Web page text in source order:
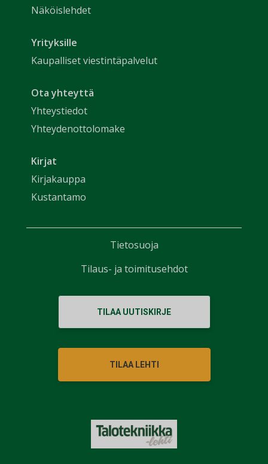
Näköislehdet
Yrityksille
Kaupalliset viestintäpalvelut
Ota yhteyttä
Yhteystiedot
Yhteydenottolomake
Kirjat
Kirjakauppa
Kustantamo
TILAA UUTISKIRJE
TILAA LEHTI
Tietosuoja
Tilaus- ja toimitusehdot